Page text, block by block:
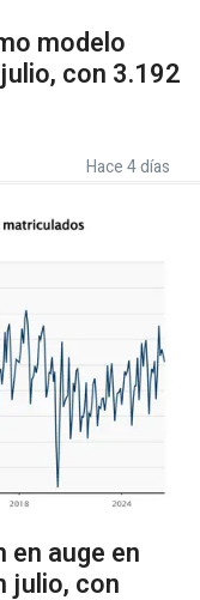
modelo
con 3.192
Hace 4 días
auge en
julio, con